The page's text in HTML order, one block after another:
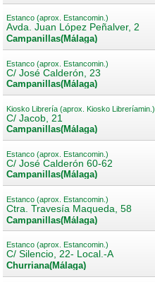
Estanco (aprox. Estancomin.)
Avda. Juan López Peñalver, 2
Campanillas(Málaga)
Estanco (aprox. Estancomin.)
C/ José Calderón, 23
Campanillas(Málaga)
Kiosko Librería (aprox. Kiosko Libreríamin.)
C/ Jacob, 21
Campanillas(Málaga)
Estanco (aprox. Estancomin.)
C/ José Calderón 60-62
Campanillas(Málaga)
Estanco (aprox. Estancomin.)
Ctra. Travesía Maqueda, 58
Campanillas(Málaga)
Estanco (aprox. Estancomin.)
C/ Silencio, 22- Local.-A
Churriana(Málaga)